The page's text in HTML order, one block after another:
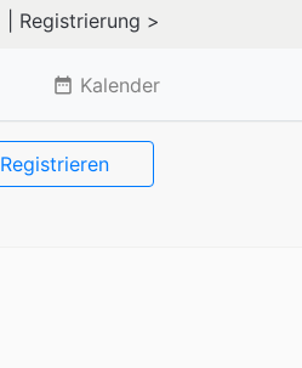
| Registrierung >
date_range Kalender
Registrieren